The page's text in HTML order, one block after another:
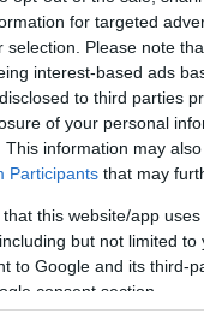
for targeted
selection. Please note
interest-based ads
to third parties
of your personal
This information may
Participants that may
that this website/app
but not limited
to Google and its third-
consent section.